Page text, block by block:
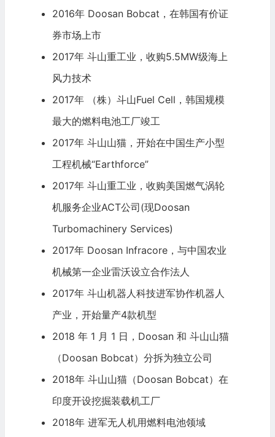
2016年 Doosan Bobcat，在韩国有价证
券市场上市
2017年 斗山重工业，收购5.5MW级海上
风力技术
2017年 （株）斗山Fuel Cell，韩国规模
最大的燃料电池工厂竣工
2017年 斗山山猫，开始在中国生产小型
工程机械“Earthforce”
2017年 斗山重工业，收购美国燃气涡轮
机服务企业ACT公司(现Doosan
Turbomachinery Services)
2017年 Doosan Infracore，与中国农业
机械第一企业雷沃设立合作法人
2017年 斗山机器人科技进军协作机器人
产业，开始量产4款机型
2018 年 1 月 1 日，Doosan 和 斗山山猫
（Doosan Bobcat）分拆为独立公司
2018年 斗山山猫（Doosan Bobcat）在
印度开设挖掘装载机工厂
2018年 进军无人机用燃料电池领域